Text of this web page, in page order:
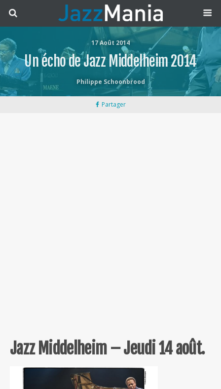
17 Août 2014
Un écho de Jazz Middelheim 2014
Philippe Schoonbrood
Partager
Jazz Middelheim – Jeudi 14 août.